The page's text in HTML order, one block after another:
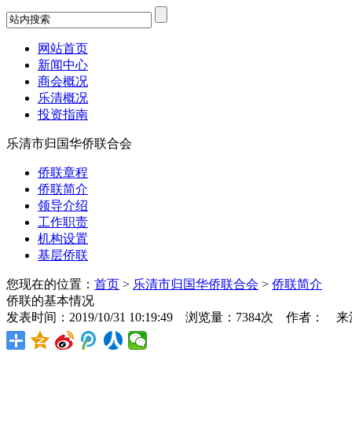
网站首页
新闻中心
商会概况
乐清概况
投资指南
乐清市归国华侨联合会
侨联章程
侨联简介
领导介绍
工作职责
机构设置
基层侨联
您现在的位置： 首页 > 乐清市归国华侨联合会 > 侨联简介
侨联的基本情况
发表时间：2019/10/31 10:19:49 浏览量：7384次 作者： 来